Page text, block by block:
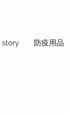
story 防疫用品